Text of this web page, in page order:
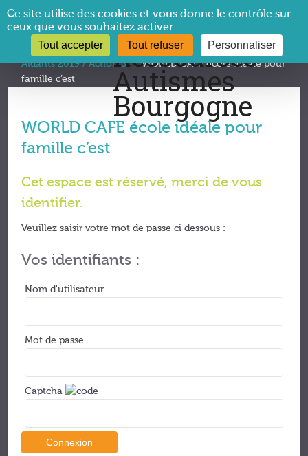
Vous êtes ici :CRA Bourgogne→Formation Proches
Aidants 2019 / Action 5→WORLD CAFE école idéale pour
famille c’est
WORLD CAFE école idéale pour
famille c’est
Cet espace est réservé, merci de vous
identifier.
Veuillez saisir votre mot de passe ci dessous :
Vos identifiants :
Nom d'utilisateur
Mot de passe
Captcha
Panneau de gestion des cookies
Ce site utilise des cookies et vous donne le contrôle sur
ceux que vous souhaitez activer
Tout accepter Tout refuser Personnaliser